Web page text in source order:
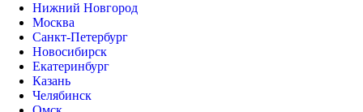
Нижний Новгород
Москва
Санкт-Петербург
Новосибирск
Екатеринбург
Казань
Челябинск